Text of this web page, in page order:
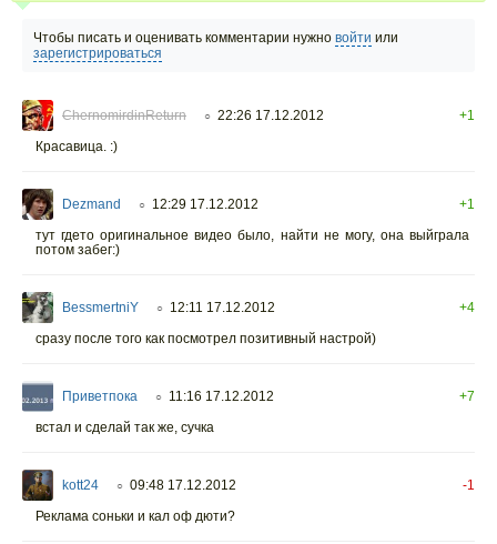
Чтобы писать и оценивать комментарии нужно войти или
зарегистрироваться
ChernomirdinReturn ○ 22:26 17.12.2012
+1
Красавица. :)
Dezmand ○ 12:29 17.12.2012
+1
тут гдето оригинальное видео было, найти не могу, она выйграла
потом забег:)
BessmertniY ○ 12:11 17.12.2012
+4
сразу после того как посмотрел позитивный настрой)
Приветпока ○ 11:16 17.12.2012
+7
встал и сделай так же, сучка
kott24 ○ 09:48 17.12.2012
-1
Реклама соньки и кал оф дюти?